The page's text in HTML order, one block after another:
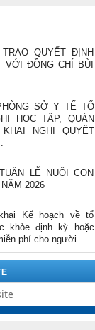
tỉnh...
QUYẾT ĐỊNH
VỚI ĐỒNG CHÍ BÙI
SỞ Y TẾ TỔ
HỌC TẬP, QUÁN
NGHỊ QUYẾT
LỄ NUÔI CON
2026
Kế hoạch về tổ
khỏe định kỳ hoặc
phí cho người...
dự Hội nghị trực
biến các văn bản
mới về...